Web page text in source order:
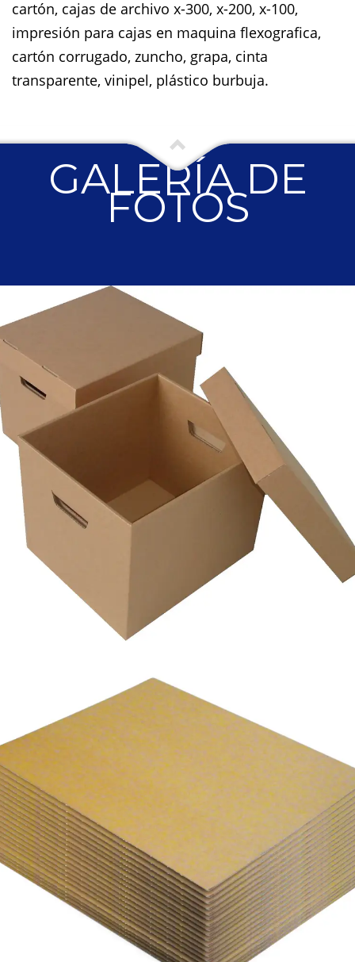
cartón, cajas de archivo x-300, x-200, x-100,
impresión para cajas en maquina flexografica,
cartón corrugado, zuncho, grapa, cinta
transparente, vinipel, plástico burbuja.
GALERÍA DE
FOTOS